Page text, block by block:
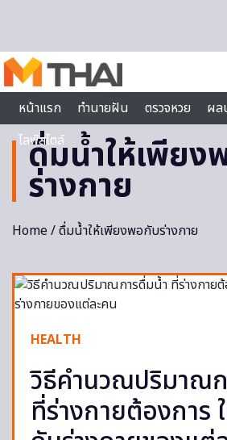
หน้าแรก
ทำนายฝัน ตรวจหวย ผล
ไลฟ์สไตล์
ดื่มน้ำให้เพียง
ร่างกาย
Home/ ดื่มน้ำให้เพียงพอกับร่างกาย
HEALTH
วิธีคำนวณปริมาณ
ที่ร่างกายต้องการ